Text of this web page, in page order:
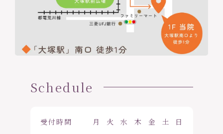
Schedule
受付時間 月 火 水 木 金 土 日